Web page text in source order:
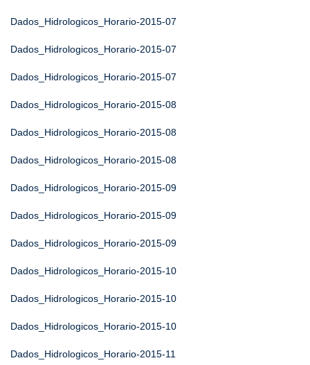
Dados_Hidrologicos_Horario-2015-07
Dados_Hidrologicos_Horario-2015-07
Dados_Hidrologicos_Horario-2015-07
Dados_Hidrologicos_Horario-2015-08
Dados_Hidrologicos_Horario-2015-08
Dados_Hidrologicos_Horario-2015-08
Dados_Hidrologicos_Horario-2015-09
Dados_Hidrologicos_Horario-2015-09
Dados_Hidrologicos_Horario-2015-09
Dados_Hidrologicos_Horario-2015-10
Dados_Hidrologicos_Horario-2015-10
Dados_Hidrologicos_Horario-2015-10
Dados_Hidrologicos_Horario-2015-11